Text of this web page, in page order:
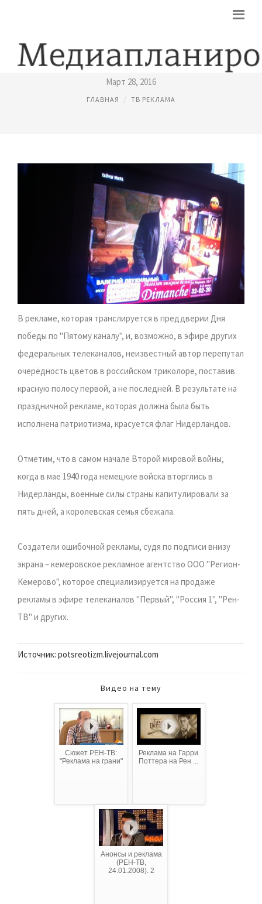
РЕКЛАМА НА РЕН ТВ
Март 28, 2016
ГЛАВНАЯ ТВ РЕКЛАМА
В рекламе, которая транслируется в преддверии Дня
победы по "Пятому каналу", и, возможно, в эфире других
федеральных телеканалов, неизвестный автор перепутал
очерёдность цветов в российском триколоре, поставив
красную полосу первой, а не последней. В результате на
праздничной рекламе, которая должна была быть
исполнена патриотизма, красуется флаг Нидерландов.
Отметим, что в самом начале Второй мировой войны,
когда в мае 1940 года немецкие войска вторглись в
Нидерланды, военные силы страны капитулировали за
пять дней, а королевская семья сбежала.
Создатели ошибочной рекламы, судя по подписи внизу
экрана – кемеровское рекламное агентство ООО "Регион-
Кемерово", которое специализируется на продаже
рекламы в эфире телеканалов "Первый", "Россия 1", "Рен-
ТВ" и других.
Источник: potsreotizm.livejournal.com
Видео на тему
Сюжет РЕН-ТВ:
"Реклама на грани"
Реклама на Гарри
Поттера на Рен ...
Анонсы и реклама
(РЕН-ТВ,
24.01.2008). 2